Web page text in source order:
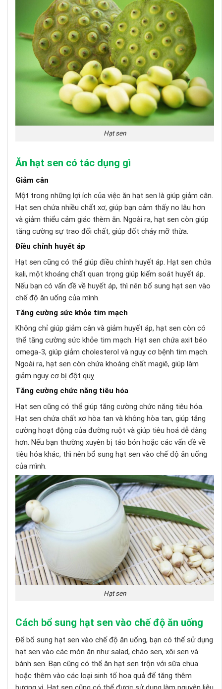
Hạt sen
Ăn hạt sen có tác dụng gì
Giảm cân
Một trong những lợi ích của việc ăn hạt sen là giúp giảm cân.
Hạt sen chứa nhiều chất xơ, giúp bạn cảm thấy no lâu hơn
và giảm thiểu cảm giác thèm ăn. Ngoài ra, hạt sen còn giúp
tăng cường sự trao đổi chất, giúp đốt cháy mỡ thừa.
Điều chỉnh huyết áp
Hạt sen cũng có thể giúp điều chỉnh huyết áp. Hạt sen chứa
kali, một khoáng chất quan trọng giúp kiểm soát huyết áp.
Nếu bạn có vấn đề về huyết áp, thì nên bổ sung hạt sen vào
chế độ ăn uống của mình.
Tăng cường sức khỏe tim mạch
Không chỉ giúp giảm cân và giảm huyết áp, hạt sen còn có
thể tăng cường sức khỏe tim mạch. Hạt sen chứa axit béo
omega-3, giúp giảm cholesterol và nguy cơ bệnh tim mạch.
Ngoài ra, hạt sen còn chứa khoáng chất magiê, giúp làm
giảm nguy cơ bị đột quỵ.
Tăng cường chức năng tiêu hóa
Hạt sen cũng có thể giúp tăng cường chức năng tiêu hóa.
Hạt sen chứa chất xơ hòa tan và không hòa tan, giúp tăng
cường hoạt động của đường ruột và giúp tiêu hoá dễ dàng
hơn. Nếu bạn thường xuyên bị táo bón hoặc các vấn đề về
tiêu hóa khác, thì nên bổ sung hạt sen vào chế độ ăn uống
của mình.
Hạt sen
Cách bổ sung hạt sen vào chế độ ăn uống
Để bổ sung hạt sen vào chế độ ăn uống, bạn có thể sử dụng
hạt sen vào các món ăn như salad, cháo sen, xôi sen và
bánh sen. Bạn cũng có thể ăn hạt sen trộn với sữa chua
hoặc thêm vào các loại sinh tố hoa quả để tăng thêm